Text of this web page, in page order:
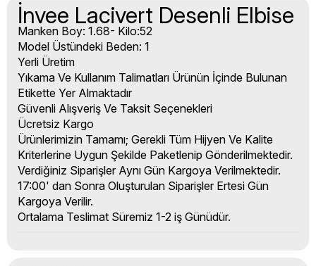
İnvee Lacivert Desenli Elbise
Manken Boy: 1.68- Kilo:52
Model Üstündeki Beden: 1
Yerli Üretim
Yıkama Ve Kullanım Talimatları Ürünün İçinde Bulunan
Etikette Yer Almaktadır
Güvenli Alışveriş Ve Taksit Seçenekleri
Ücretsiz Kargo
Ürünlerimizin Tamamı; Gerekli Tüm Hijyen Ve Kalite
Kriterlerine Uygun Şekilde Paketlenip Gönderilmektedir.
Verdiğiniz Siparişler Aynı Gün Kargoya Verilmektedir.
17:00' dan Sonra Oluşturulan Siparişler Ertesi Gün
Kargoya Verilir.
Ortalama Teslimat Süremiz 1-2 iş Günüdür.